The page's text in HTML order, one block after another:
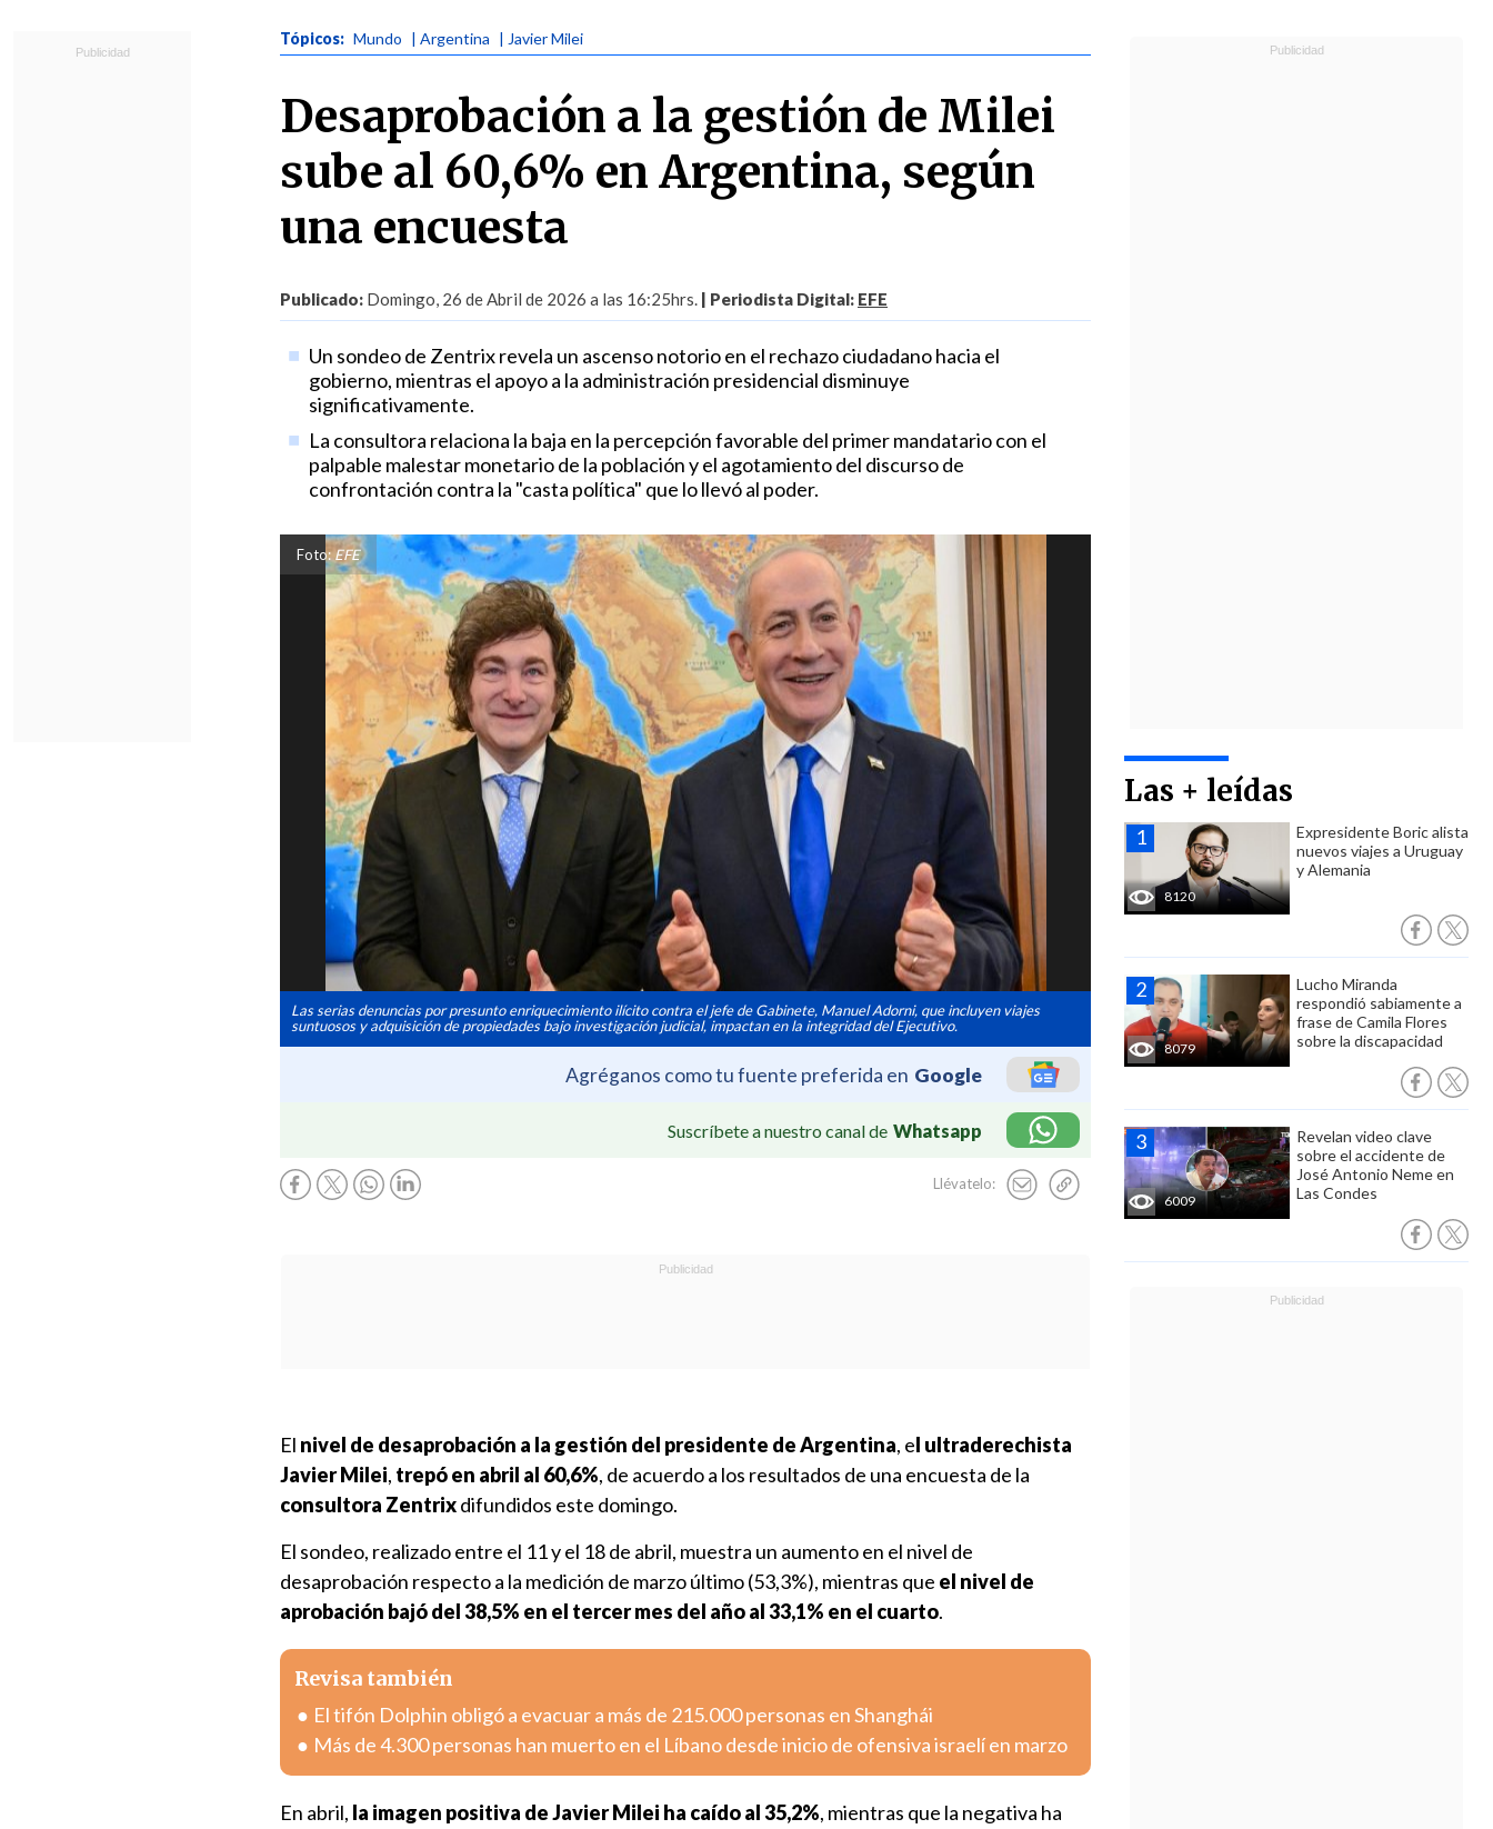
Tópicos: Mundo | Argentina | Javier Milei
Desaprobación a la gestión de Milei
sube al 60,6% en Argentina, según
una encuesta
Publicado: Domingo, 26 de Abril de 2026 a las 16:25hrs. | Periodista Digital: EFE
Un sondeo de Zentrix revela un ascenso notorio en el rechazo ciudadano hacia el
gobierno, mientras el apoyo a la administración presidencial disminuye
significativamente.
La consultora relaciona la baja en la percepción favorable del primer mandatario con el
palpable malestar monetario de la población y el agotamiento del discurso de
confrontación contra la "casta política" que lo llevó al poder.
Foto:EFE
Las serias denuncias por presunto enriquecimiento ilícito contra el jefe de Gabinete, Manuel Adorni, que incluyen viajes
suntuosos y adquisición de propiedades bajo investigación judicial, impactan en la integridad del Ejecutivo.
Agréganos como tu fuente preferida en Google
Suscríbete a nuestro canal de Whatsapp
Llévatelo:
Las + leídas
8120
Expresidente Boric alista
nuevos viajes a Uruguay
y Alemania
8079
Lucho Miranda
respondió sabiamente a
frase de Camila Flores
sobre la discapacidad
6009
Revelan video clave
sobre el accidente de
José Antonio Neme en
Las Condes
El nivel de desaprobación a la gestión del presidente de Argentina, el ultraderechista
Javier Milei, trepó en abril al 60,6%, de acuerdo a los resultados de una encuesta de la
consultora Zentrixdifundidos este domingo.
El sondeo, realizado entre el 11 y el 18 de abril, muestra un aumento en el nivel de
desaprobación respecto a la medición de marzo último (53,3%), mientras que el nivel de
aprobación bajó del 38,5% en el tercer mes del año al 33,1% en el cuarto.
Revisa también
El tifón Dolphin obligó a evacuar a más de 215.000 personas en Shanghái
Más de 4.300 personas han muerto en el Líbano desde inicio de ofensiva israelí en marzo
En abril, la imagen positiva de Javier Milei ha caído al 35,2%, mientras que la negativa ha